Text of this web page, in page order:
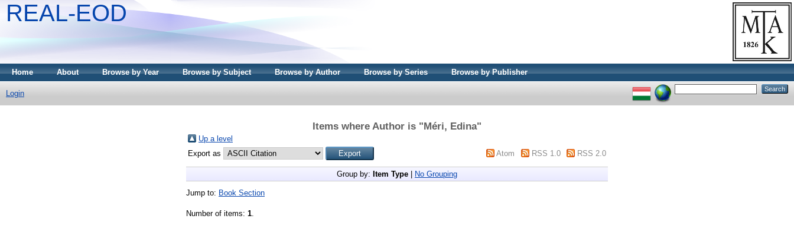
REAL-EOD
Home About Browse by Year Browse by Subject Browse by Author Browse by Series Browse by Publisher
Login
Items where Author is "Méri, Edina"
Up a level
Export as
Atom RSS 1.0 RSS 2.0
Group by: Item Type No Grouping
Jump to: Book Section
Number of items: 1